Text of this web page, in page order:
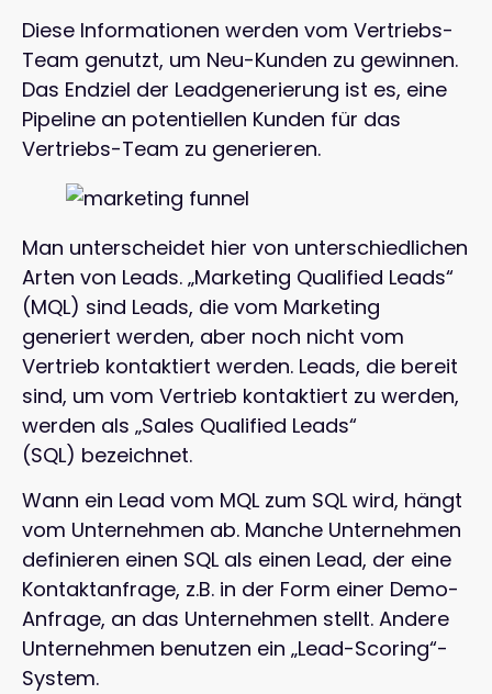
Diese Informationen werden vom Vertriebs-
Team genutzt, um Neu-Kunden zu gewinnen.
Das Endziel der Leadgenerierung ist es, eine
Pipeline an potentiellen Kunden für das
Vertriebs-Team zu generieren.
Man unterscheidet hier von unterschiedlichen
Arten von Leads. „Marketing Qualified Leads“
(MQL) sind Leads, die vom Marketing
generiert werden, aber noch nicht vom
Vertrieb kontaktiert werden. Leads, die bereit
sind, um vom Vertrieb kontaktiert zu werden,
werden als „Sales Qualified Leads“
(SQL) bezeichnet.
Wann ein Lead vom MQL zum SQL wird, hängt
vom Unternehmen ab. Manche Unternehmen
definieren einen SQL als einen Lead, der eine
Kontaktanfrage, z.B. in der Form einer Demo-
Anfrage, an das Unternehmen stellt. Andere
Unternehmen benutzen ein „Lead-Scoring“-
System.